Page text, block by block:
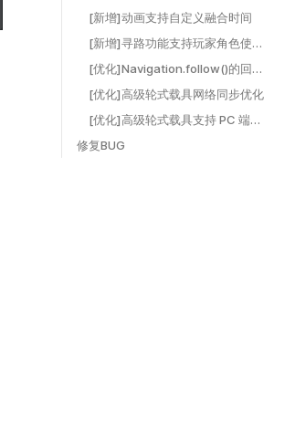
[新增]动画支持自定义融合时间 ​
[新增]寻路功能支持玩家角色使用follow()函数 ​
[优化]Navigation.follow()的回调时机 ​
[优化]高级轮式载具网络同步优化 ​
[优化]高级轮式载具支持 PC 端和移动端无脚本直接使用 ​
修复BUG ​